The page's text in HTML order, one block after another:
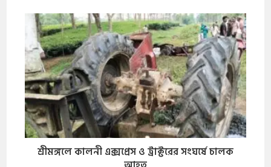
শ্রীমঙ্গলে কালনী এক্সপ্রেস ও ট্রাক্টরের সংঘর্ষে চালক